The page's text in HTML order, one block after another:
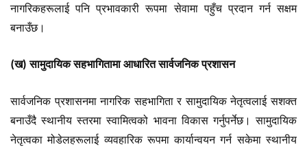
नागरिकहरूलाई पनि प्रभावकारी रूपमा सेवामा पहुँच प्रदान गर्न सक्षम
बनाउँछ।
(ख) सामुदायिक सहभागितामा आधारित सार्वजनिक प्रशासन
सार्वजनिक प्रशासनमा नागरिक सहभागिता र सामुदायिक नेतृत्वलाई सशक्त
बनाउँदै स्थानीय स्तरमा स्वामित्वको भावना विकास गर्नुपर्नेछ। सामुदायिक
नेतृत्वका मोडेलहरूलाई व्यवहारिक रूपमा कार्यान्वयन गर्न सकेमा स्थानीय